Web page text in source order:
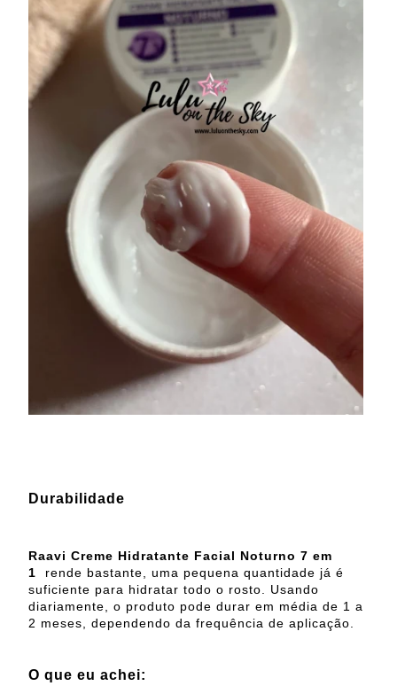
Durabilidade
Raavi Creme Hidratante Facial Noturno 7 em
1 rende bastante, uma pequena quantidade já é
suficiente para hidratar todo o rosto. Usando
diariamente, o produto pode durar em média de 1 a
2 meses, dependendo da frequência de aplicação.
O que eu achei: